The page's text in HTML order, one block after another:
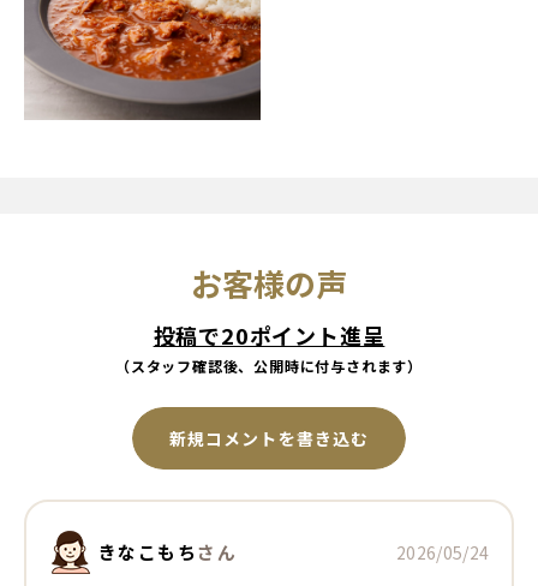
お客様の声
投稿で20ポイント進呈
（スタッフ確認後、公開時に付与されます）
新規コメントを書き込む
きなこもちさん 2026/05/24